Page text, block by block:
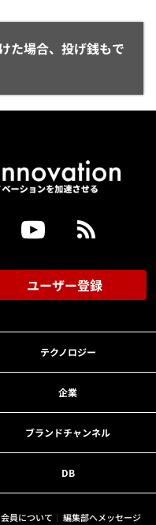
た場合、投げ銭もで
ユーザー登録
テクノロジー
企業
ブランドチャンネル
DB
員について 編集部へメッセージ